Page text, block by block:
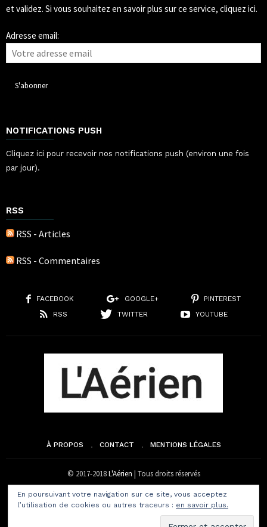
et validez. Si vous souhaitez en savoir plus sur ce service, cliquez ici.
Adresse email:
NOTIFICATIONS PUSH
Cliquez ici pour recevoir nos notifications push (environ une fois
par jour).
RSS
RSS - Articles
RSS - Commentaires
FACEBOOK GOOGLE+
PINTEREST
RSS
TWITTER YOUTUBE
À PROPOS CONTACT MENTIONS LÉGALES
© 2017-2018L'Aérien | Tous droits réservés
En poursuivant votre navigation sur ce site, vous acceptez
l’utilisation de cookies ou autres traceurs : en savoir plus.